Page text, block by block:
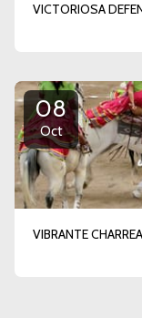
VICTORIOSA
08
Oct
VIBRANTE